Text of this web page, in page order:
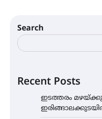
Search
Recent Posts
ഇടത്തരം
ഇരിങ്ങാലക്കുടയിൽ